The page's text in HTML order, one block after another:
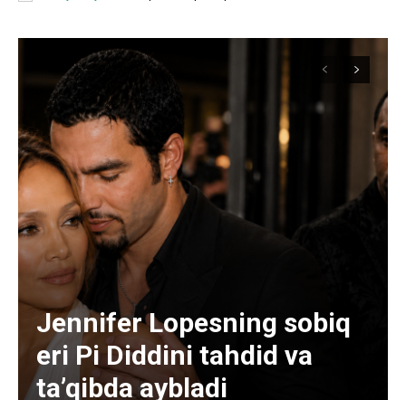
Jennifer Lopesning sobiq
eri Pi Diddini tahdid va
ta’qibda aybladi